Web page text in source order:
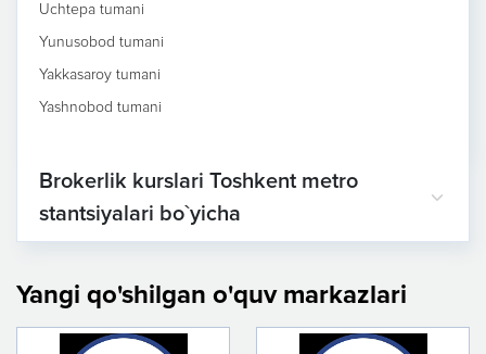
Uchtepa tumani
Yunusobod tumani
Yakkasaroy tumani
Yashnobod tumani
Brokerlik kurslari Toshkent metro
stantsiyalari bo`yicha
Yangi qo'shilgan o'quv markazlari